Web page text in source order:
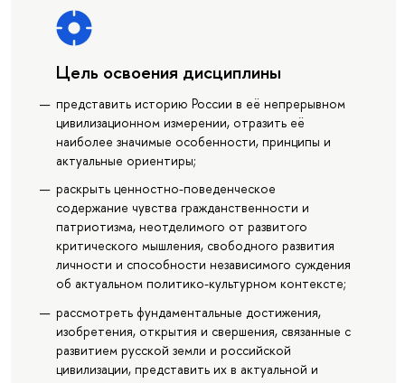
Цель освоения дисциплины
представить историю России в её непрерывном
цивилизационном измерении, отразить её
наиболее значимые особенности, принципы и
актуальные ориентиры;
раскрыть ценностно-поведенческое
содержание чувства гражданственности и
патриотизма, неотделимого от развитого
критического мышления, свободного развития
личности и способности независимого суждения
об актуальном политико-культурном контексте;
рассмотреть фундаментальные достижения,
изобретения, открытия и свершения, связанные с
развитием русской земли и российской
цивилизации, представить их в актуальной и